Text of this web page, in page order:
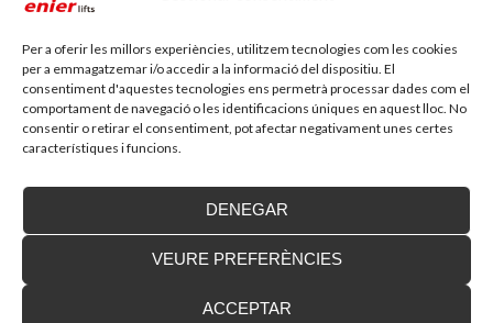
Per a oferir les millors experiències, utilitzem tecnologies com les cookies
per a emmagatzemar i/o accedir a la informació del dispositiu. El
consentiment d'aquestes tecnologies ens permetrà processar dades com el
comportament de navegació o les identificacions úniques en aquest lloc. No
consentir o retirar el consentiment, pot afectar negativament unes certes
característiques i funcions.
ACCEPTAR
DENEGAR
VEURE PREFERÈNCIES
MÉS NOTÍCIES
ELEVADOR UNIFAMILIAR EHP 05